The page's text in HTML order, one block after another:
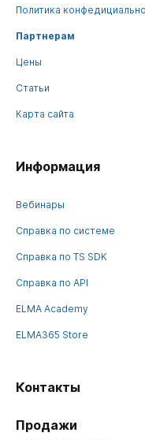
Политика
Партнерам
Цены
Статьи
Карта сайта
Информация
Вебинары
Справка по системе
Справка по TS SDK
Справка по API
ELMA Academy
ELMA365 Store
Контакты
Продажи